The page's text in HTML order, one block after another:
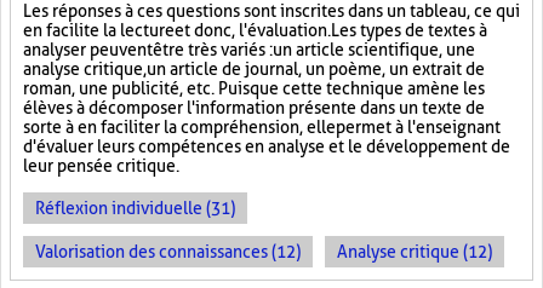
Les réponses à ces questions sont inscrites dans un tableau, ce qui
en facilite la lecture et donc, l'évaluation. Les types de textes à
analyser peuvent être très variés : un article scientifique, une
analyse critique, un article de journal, un poème, un extrait de
roman, une publicité, etc. Puisque cette technique amène les
élèves à décomposer l'information présente dans un texte de
sorte à en faciliter la compréhension, elle permet à l'enseignant
d'évaluer leurs compétences en analyse et le développement de
leur pensée critique.
Réflexion individuelle (31)
Valorisation des connaissances (12) Analyse critique (12)